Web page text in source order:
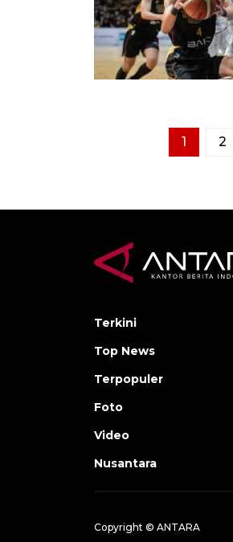
1 2
Terkini
Top News
Terpopuler
Foto
Video
Nusantara
Copyright © ANTARA